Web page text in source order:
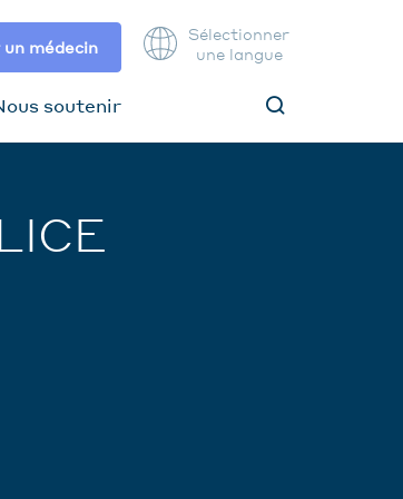
médecin
Sélectionner
une langue
soutenir